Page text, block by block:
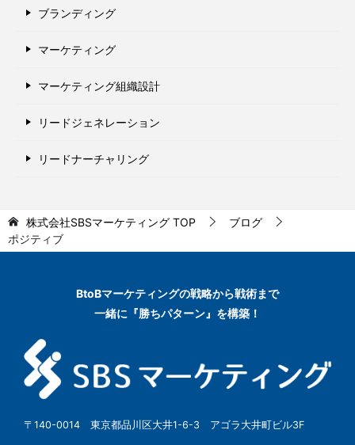
ブランディング
マーケティング
マーケティング組織設計
リードジェネレーション
リードナーチャリング
株式会社SBSマーケティング TOP
ブログ
ポジティブ
BtoBマーケティングの戦略から戦術まで
一緒に『勝ちパターン』を構築！
〒140-0014 東京都品川区大井1-6-3 アゴラ大井町ビル3F